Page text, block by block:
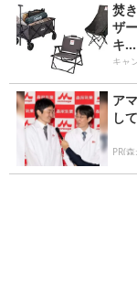
焚
ザ
キ...
キャ
ア
し
PR(